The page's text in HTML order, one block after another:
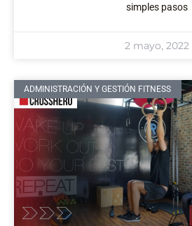
simples pasos
2 mayo, 2022
ADMINISTRACIÓN Y GESTIÓN FITNESS